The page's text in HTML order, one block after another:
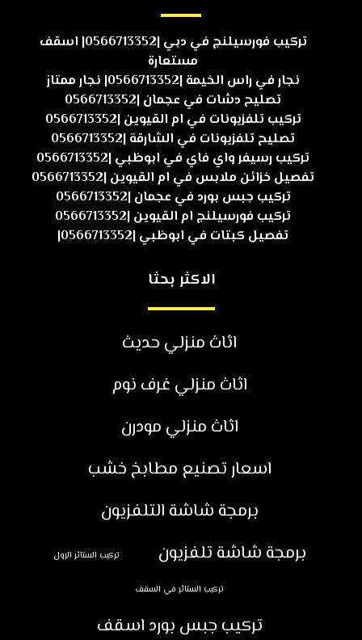
تركيب فورسيلنج في دبي |0566713352| اسقف
مستعارة
نجار في راس الخيمة |0566713352| نجار ممتاز
تصليح دشات في عجمان |0566713352
تركيب تلفزيونات في ام القيوين |0566713352
تصليح تلفزيونات في الشارقة |0566713352
تركيب رسيفر واي فاي في ابوظبي |0566713352
تفصيل خزائن ملابس في ام القيوين |0566713352
تركيب جبس بورد في عجمان |0566713352
تركيب فورسيلنج ام القيوين |0566713352
تفصيل كبتات في ابوظبي |0566713352|
الاكثر بحثا
اثاث منزلي حديث
اثاث منزلي غرف نوم
اثاث منزلي مودرن
اسعار تصنيع مطابخ خشب
برمجة شاشة التلفزيون
برمجة شاشة تلفزيون
تركيب الستائر الرول
تركيب الستائر في السقف
تركيب جبس بورد اسقف